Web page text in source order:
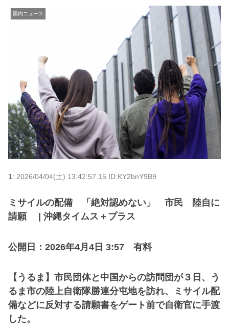
国内ニュース
1: 2026/04/04(土) 13:42:57.15 ID:KY2bnY9B9
ミサイルの配備 「絶対認めない」 市民 陸自に
請願 | 沖縄タイムス＋プラス
公開日：2026年4月4日 3:57 有料
【うるま】市民団体と中国からの訪問団が３日、う
るま市の陸上自衛隊勝連分屯地を訪れ、ミサイル配
備などに反対する請願書をゲート前で自衛官に手渡
した。